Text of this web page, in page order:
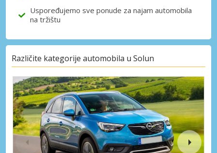
Uspoređujemo sve ponude za najam automobila
na tržištu
Različite kategorije automobila u Solun